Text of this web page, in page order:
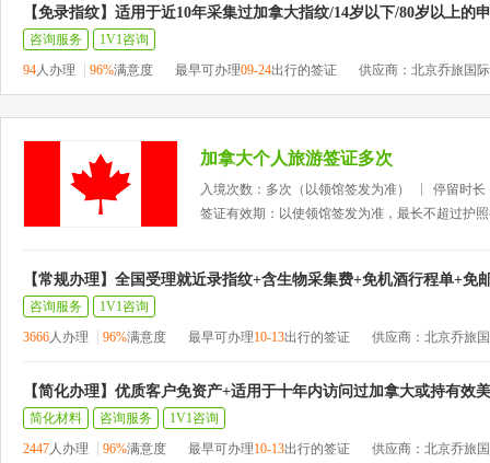
【免录指纹】适用于近10年采集过加拿大指纹/14岁以下/80岁以上的
咨询服务
1V1咨询
94人办理 96%满意度 最早可办理09-24出行的签证 供应商：北京乔旅国
加拿大个人旅游签证多次
入境次数：多次（以领馆签发为准）
停留时长
签证有效期：以使领馆签发为准，最长不超过护
【常规办理】全国受理就近录指纹+含生物采集费+免机酒行程单+免
咨询服务
1V1咨询
3666人办理 96%满意度 最早可办理10-13出行的签证 供应商：北京乔旅
【简化办理】优质客户免资产+适用于十年内访问过加拿大或持有效
简化材料 咨询服务
1V1咨询
2447人办理 96%满意度 最早可办理10-13出行的签证 供应商：北京乔旅